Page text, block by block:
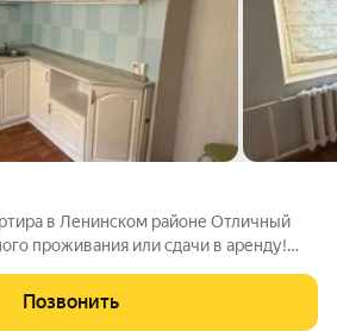
в Ленинском районе Отличный
проживания или сдачи в аренду!
Позвонить